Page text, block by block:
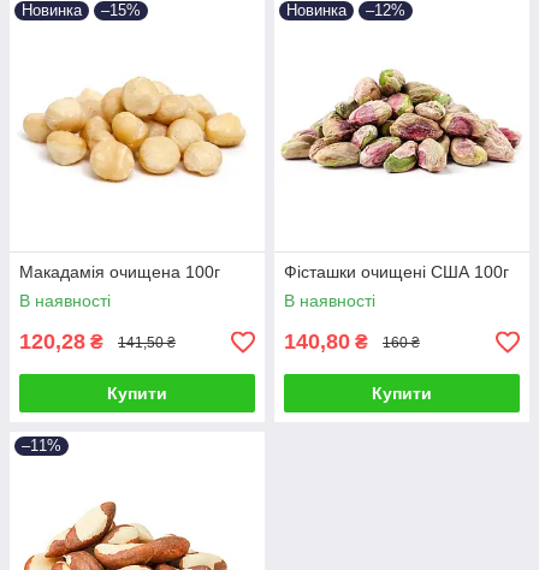
Новинка –15%
Макадамія очищена 100г
В наявності
120,28 ₴ 141,50 ₴
Купити
Новинка –12%
Фісташки очищені США 100г
В наявності
140,80 ₴ 160 ₴
Купити
–11%